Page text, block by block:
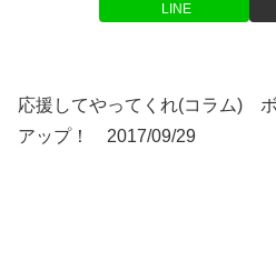
LINE
応援してやってくれ(コラム)
アップ！ 2017/09/29